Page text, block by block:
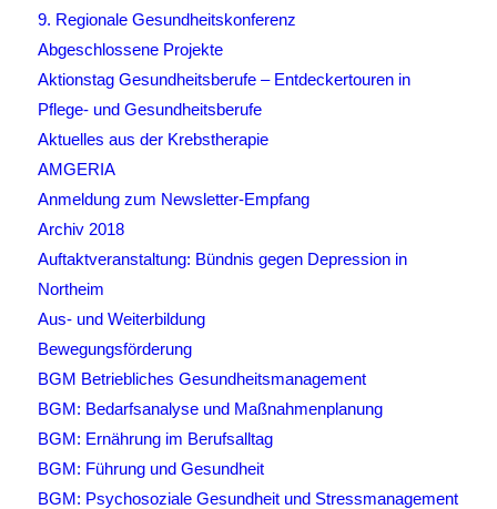
9. Regionale Gesundheitskonferenz
Abgeschlossene Projekte
Aktionstag Gesundheitsberufe – Entdeckertouren in
Pflege- und Gesundheitsberufe
Aktuelles aus der Krebstherapie
AMGERIA
Anmeldung zum Newsletter-Empfang
Archiv 2018
Auftaktveranstaltung: Bündnis gegen Depression in
Northeim
Aus- und Weiterbildung
Bewegungsförderung
BGM Betriebliches Gesundheitsmanagement
BGM: Bedarfsanalyse und Maßnahmenplanung
BGM: Ernährung im Berufsalltag
BGM: Führung und Gesundheit
BGM: Psychosoziale Gesundheit und Stressmanagement